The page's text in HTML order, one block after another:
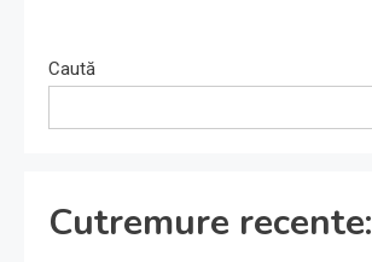
Caută
Cutremure recente: